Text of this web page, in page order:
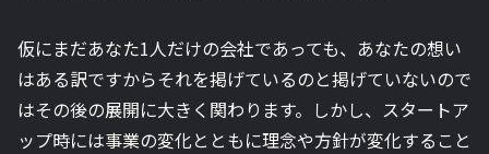
仮にまだあなた1人だけの会社であっても、あなたの想い
はある訳ですからそれを掲げているのと掲げていないので
はその後の展開に大きく関わります。しかし、スタートア
ップ時には事業の変化とともに理念や方針が変化すること